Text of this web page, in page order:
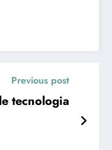
Previous post
tecnologia